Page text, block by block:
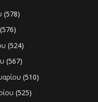
(578)
(576)
(524)
(567)
(510)
(525)